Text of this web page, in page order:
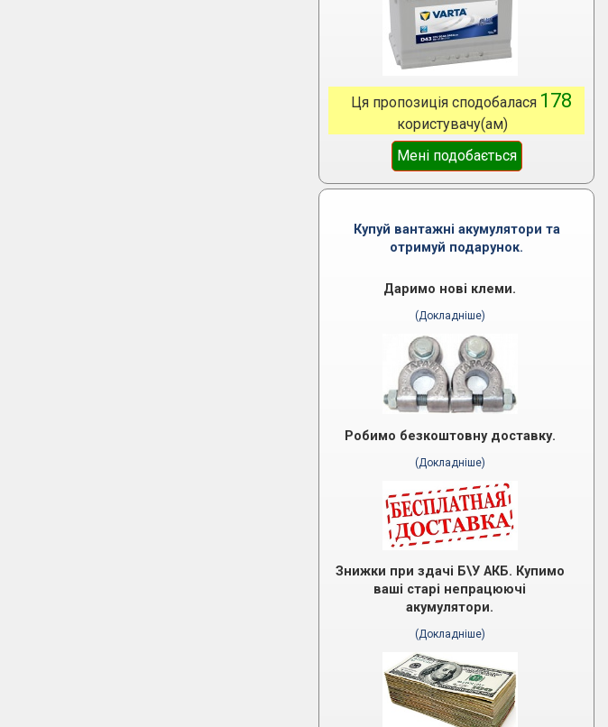
Ця пропозиція сподобалася 178
користувачу(ам)
Мені подобається
Купуй вантажні акумулятори та
отримуй подарунок.
Даримо нові клеми.
(Докладніше)
Робимо безкоштовну доставку.
(Докладніше)
Знижки при здачі Б\У АКБ. Купимо
ваші старі непрацюючі
акумулятори.
(Докладніше)